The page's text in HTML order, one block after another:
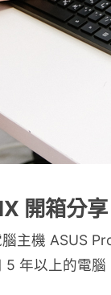
開箱分享
主機 ASUS
年以上的電腦